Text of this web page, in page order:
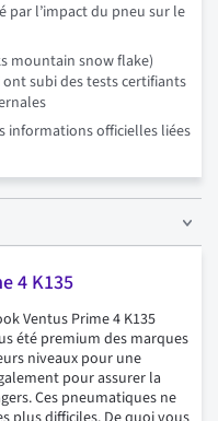
l’impact du pneu sur le
mountain snow flake)
subi des tests certifiants
informations officielles liées
4 K135
Ventus Prime 4 K135
été premium des marques
niveaux pour une
pour assurer la
Ces pneumatiques ne